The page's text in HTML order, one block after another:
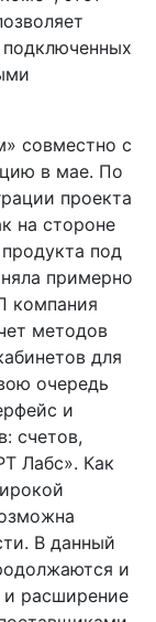
совместно с
в мае. По
проекта
на стороне
под
примерно
компания
методов
для
очередь
и
счетов,
Лабс». Как
В данный
и
и расширение